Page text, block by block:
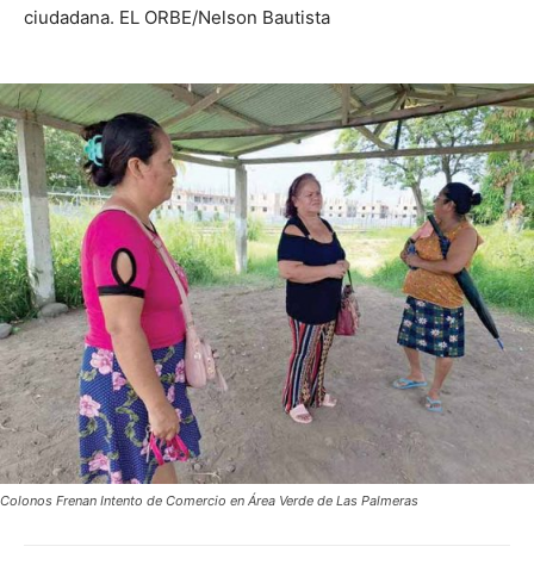
ciudadana. EL ORBE/Nelson Bautista
Colonos Frenan Intento de Comercio en Área Verde de Las Palmeras